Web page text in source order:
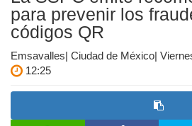
para prevenir los
códigos QR
Emsavalles| Ciudad de México|
12:25